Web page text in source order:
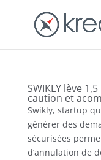
SWIKLY lève
caution et
Swikly, startup
générer des
sécurisées
d’annulation de